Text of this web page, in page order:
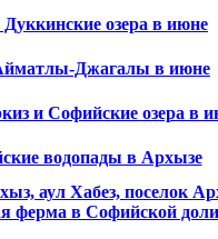
озера в июне
Джагалы в июне
и Софийские озера в
водопады в Архызе
аул Хабез, поселок
ферма в Софийской